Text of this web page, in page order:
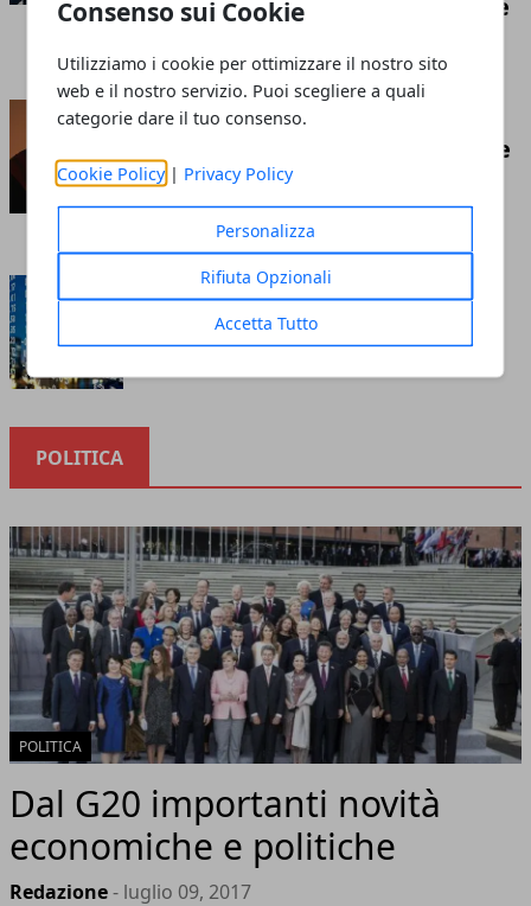
Consenso sui Cookie
Utilizziamo i cookie per ottimizzare il nostro sito
web e il nostro servizio. Puoi scegliere a quali
categorie dare il tuo consenso.
Cookie Policy | Privacy Policy
Personalizza
Rifiuta Opzionali
Accetta Tutto
competizione economica globale
Insufflaggio nell’edilizia: ecco
cos’è e tutto ciò che c’è da sapere
riguardo questa tecnica
Cosa sapere prima di investire
nella borsa online
POLITICA
POLITICA
Dal G20 importanti novità
economiche e politiche
Redazione- luglio 09, 2017